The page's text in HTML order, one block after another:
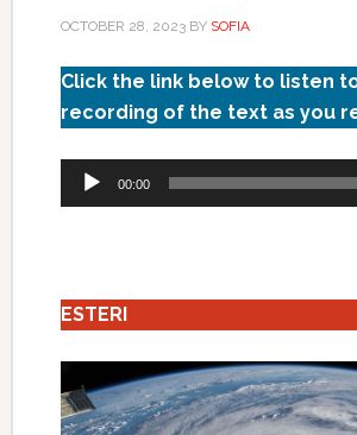
OCTOBER 28, 2023BY SOFIA
Click the link below to listen
recording of the text as you
Audio
Player
00:00
ESTERI